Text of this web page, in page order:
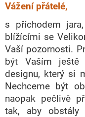
Vážení přátelé,
s příchodem
blížícími se
Vaší pozornosti.
být Vaším ještě
designu, který si
Nechceme být
naopak pečlivě
tak, aby obstály